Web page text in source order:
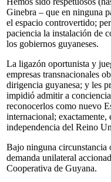
Ginebra – que en ninguna
el espacio controvertido;
paciencia la instalación de
los gobiernos guyaneses.
La ligazón oportunista y
empresas transnacionales
dirigencia guyanesa; y les
impidió admitir a
reconocerlos como nuevo
internacional; exactamente,
independencia del Reino
Bajo ninguna circunstancia
demanda unilateral
Cooperativa de Guyana.